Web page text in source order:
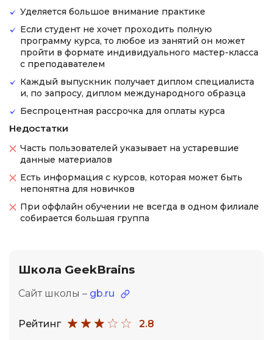
Уделяется большое внимание практике
Если студент не хочет проходить полную
программу курса, то любое из занятий он может
пройти в формате индивидуального мастер-класса
с преподавателем
Каждый выпускник получает диплом специалиста
и, по запросу, диплом международного образца
Беспроцентная рассрочка для оплаты курса
Недостатки
Часть пользователей указывает на устаревшие
данные материалов
Есть информация с курсов, которая может быть
непонятна для новичков
При оффлайн обучении не всегда в одном филиале
собирается большая группа
Школа GeekBrains
Сайт школы – gb.ru
Рейтинг 2.8